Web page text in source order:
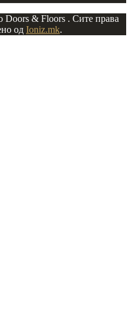
Doors & Floors . Сите права
од Ioniz.mk.